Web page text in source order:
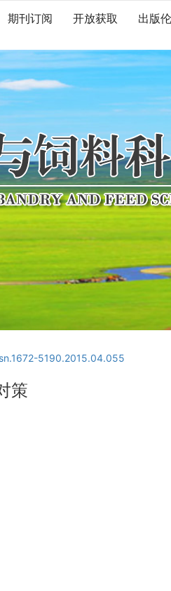
期刊订阅 开放获取 出版
5190.2015.04.055
策